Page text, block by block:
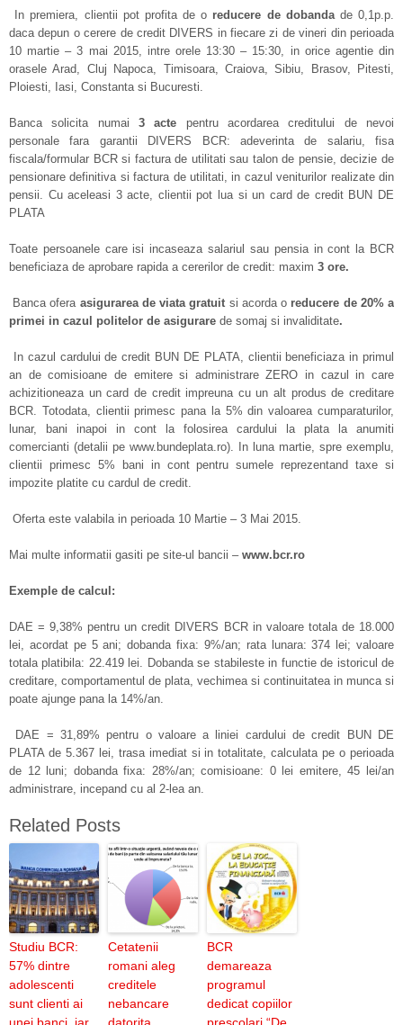
In premiera, clientii pot profita de o reducere de dobandade 0,1p.p.
daca depun o cerere de credit DIVERS in fiecare zi de vineri din perioada
10 martie – 3 mai 2015, intre orele 13:30 – 15:30, in orice agentie din
orasele Arad, Cluj Napoca, Timisoara, Craiova, Sibiu, Brasov, Pitesti,
Ploiesti, Iasi, Constanta si Bucuresti.
Banca solicita numai 3 acte pentru acordarea creditului de nevoi
personale fara garantii DIVERS BCR: adeverinta de salariu, fisa
fiscala/formular BCR si factura de utilitati sau talon de pensie, decizie de
pensionare definitiva si factura de utilitati, in cazul veniturilor realizate din
pensii. Cu aceleasi 3 acte, clientii pot lua si un card de credit BUN DE
PLATA
Toate persoanele care isi incaseaza salariul sau pensia in cont la BCR
beneficiaza de aprobare rapida a cererilor de credit: maxim 3 ore.
Banca ofera asigurarea de viata gratuit si acorda o reducere de 20% a
primei in cazul politelor de asigurare de somaj si invaliditate.
In cazul cardului de credit BUN DE PLATA, clientii beneficiaza in primul
an de comisioane de emitere si administrare ZERO in cazul in care
achizitioneaza un card de credit impreuna cu un alt produs de creditare
BCR. Totodata, clientii primesc pana la 5% din valoarea cumparaturilor,
lunar, bani inapoi in cont la folosirea cardului la plata la anumiti
comercianti (detalii pe www.bundeplata.ro). In luna martie, spre exemplu,
clientii primesc 5% bani in cont pentru sumele reprezentand taxe si
impozite platite cu cardul de credit.
Oferta este valabila in perioada 10 Martie – 3 Mai 2015.
Mai multe informatii gasiti pe site-ul bancii – www.bcr.ro
Exemple de calcul:
DAE = 9,38% pentru un credit DIVERS BCR in valoare totala de 18.000
lei, acordat pe 5 ani; dobanda fixa: 9%/an; rata lunara: 374 lei; valoare
totala platibila: 22.419 lei. Dobanda se stabileste in functie de istoricul de
creditare, comportamentul de plata, vechimea si continuitatea in munca si
poate ajunge pana la 14%/an.
DAE = 31,89% pentru o valoare a liniei cardului de credit BUN DE
PLATA de 5.367 lei, trasa imediat si in totalitate, calculata pe o perioada
de 12 luni; dobanda fixa: 28%/an; comisioane: 0 lei emitere, 45 lei/an
administrare, incepand cu al 2-lea an.
Related Posts
Studiu BCR:
57% dintre
adolescenti
sunt clienti ai
Cetatenii
romani aleg
creditele
nebancare
BCR
demareaza
programul
dedicat copiilor